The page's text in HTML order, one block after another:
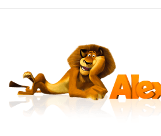
Внимание стоимость